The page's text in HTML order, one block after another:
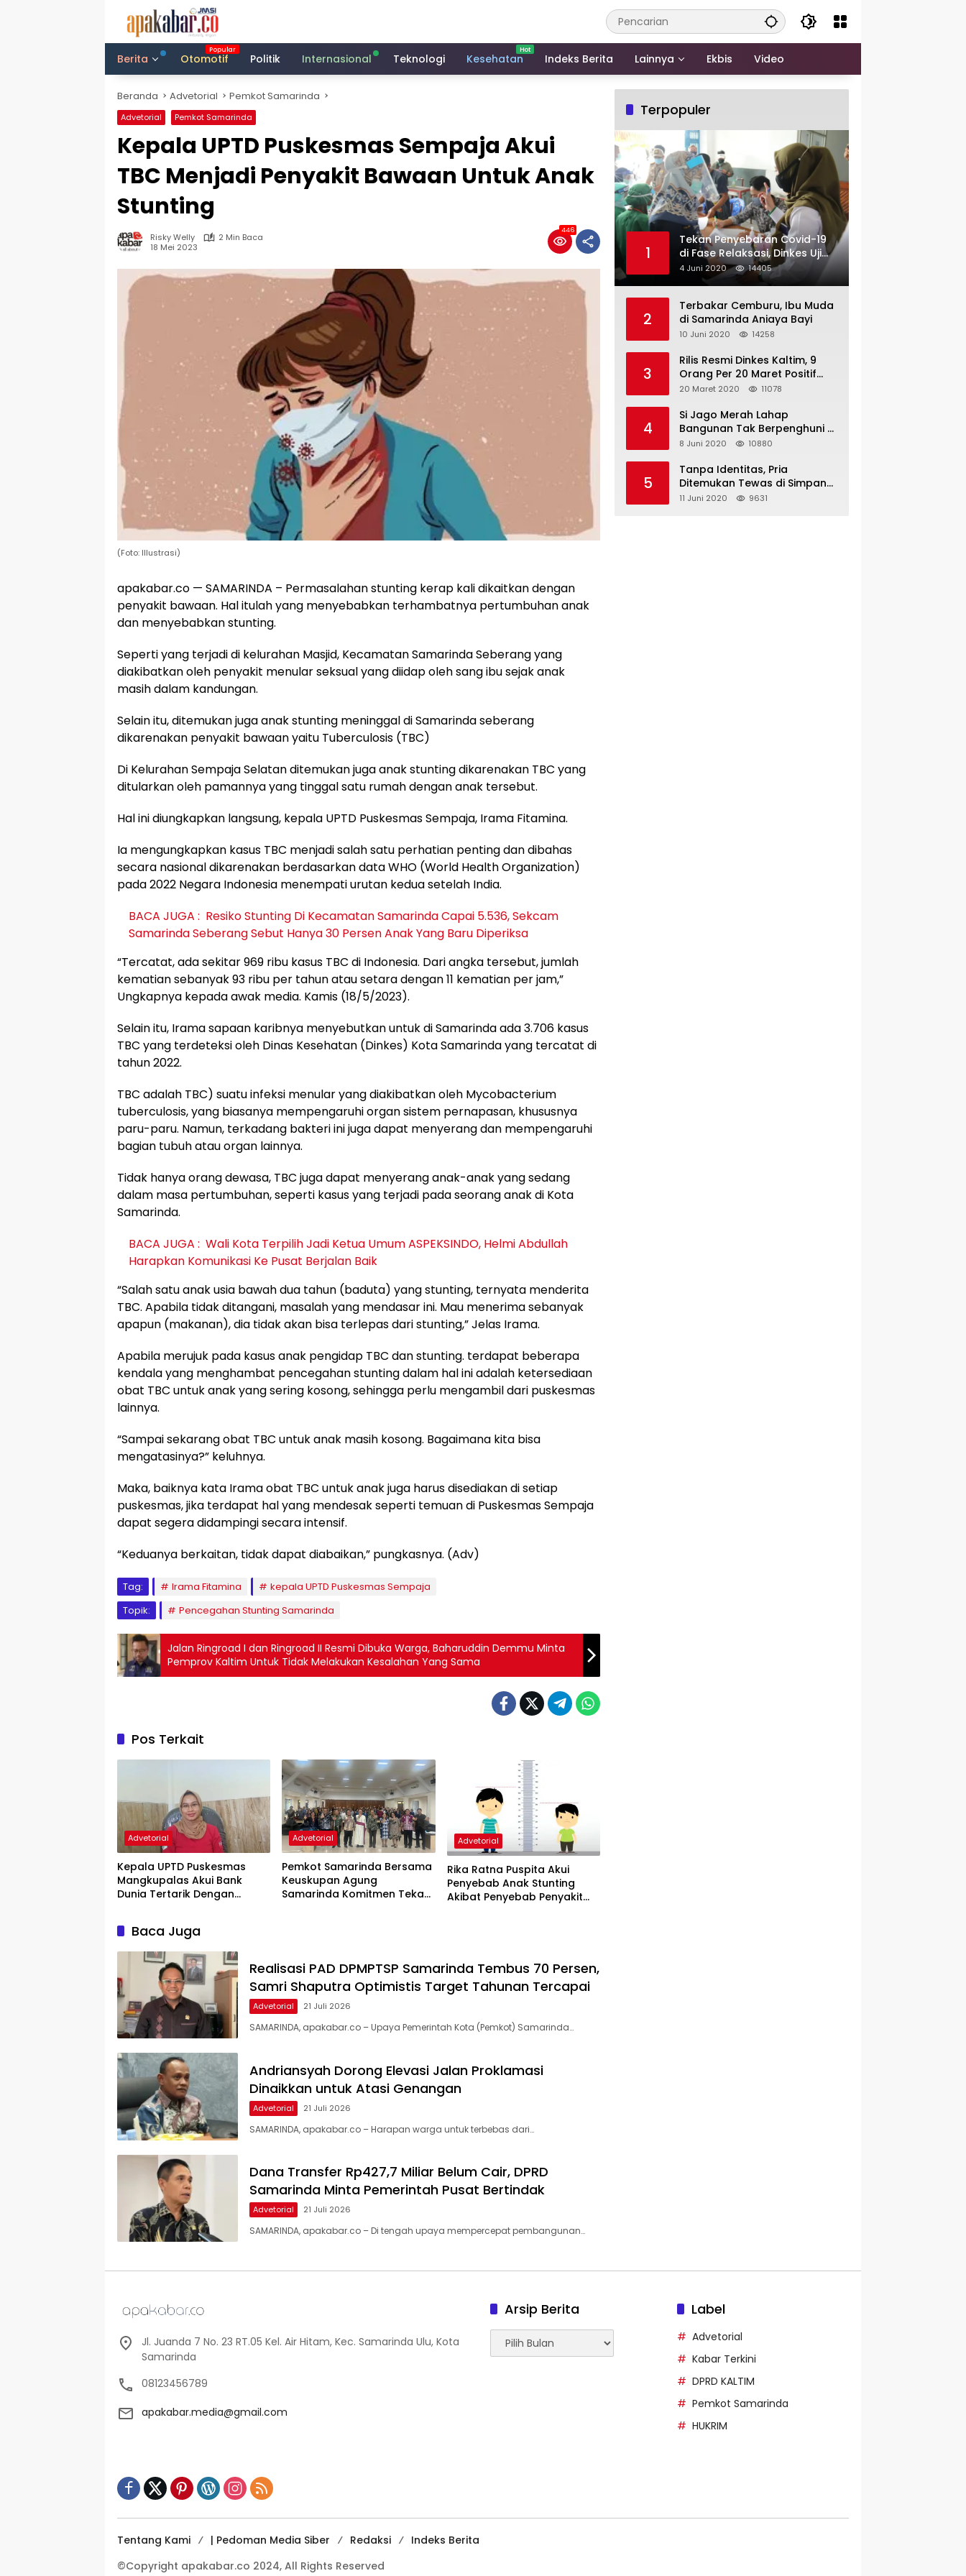
Berita
Otomotif Politik Internasional Teknologi Kesehatan Indeks Berita Lainnya Ekbis Video
Beranda Advetorial Pemkot Samarinda
Advetorial Pemkot Samarinda
Kepala UPTD Puskesmas Sempaja Akui
TBC Menjadi Penyakit Bawaan Untuk Anak
Stunting
Risky Welly
2 Min Baca
18 Mei 2023
446
(Foto: Illustrasi)
apakabar.co — SAMARINDA – Permasalahan stunting kerap kali dikaitkan dengan
penyakit bawaan. Hal itulah yang menyebabkan terhambatnya pertumbuhan anak
dan menyebabkan stunting.
Seperti yang terjadi di kelurahan Masjid, Kecamatan Samarinda Seberang yang
diakibatkan oleh penyakit menular seksual yang diidap oleh sang ibu sejak anak
masih dalam kandungan.
Selain itu, ditemukan juga anak stunting meninggal di Samarinda seberang
dikarenakan penyakit bawaan yaitu Tuberculosis (TBC)
Di Kelurahan Sempaja Selatan ditemukan juga anak stunting dikarenakan TBC yang
ditularkan oleh pamannya yang tinggal satu rumah dengan anak tersebut.
Hal ini diungkapkan langsung, kepala UPTD Puskesmas Sempaja, Irama Fitamina.
Ia mengungkapkan kasus TBC menjadi salah satu perhatian penting dan dibahas
secara nasional dikarenakan berdasarkan data WHO (World Health Organization)
pada 2022 Negara Indonesia menempati urutan kedua setelah India.
BACA JUGA : Resiko Stunting Di Kecamatan Samarinda Capai 5.536, Sekcam
Samarinda Seberang Sebut Hanya 30 Persen Anak Yang Baru Diperiksa
“Tercatat, ada sekitar 969 ribu kasus TBC di Indonesia. Dari angka tersebut, jumlah
kematian sebanyak 93 ribu per tahun atau setara dengan 11 kematian per jam,”
Ungkapnya kepada awak media. Kamis (18/5/2023).
Selain itu, Irama sapaan karibnya menyebutkan untuk di Samarinda ada 3.706 kasus
TBC yang terdeteksi oleh Dinas Kesehatan (Dinkes) Kota Samarinda yang tercatat di
tahun 2022.
TBC adalah TBC) suatu infeksi menular yang diakibatkan oleh Mycobacterium
tuberculosis, yang biasanya mempengaruhi organ sistem pernapasan, khususnya
paru-paru. Namun, terkadang bakteri ini juga dapat menyerang dan mempengaruhi
bagian tubuh atau organ lainnya.
Tidak hanya orang dewasa, TBC juga dapat menyerang anak-anak yang sedang
dalam masa pertumbuhan, seperti kasus yang terjadi pada seorang anak di Kota
Samarinda.
BACA JUGA : Wali Kota Terpilih Jadi Ketua Umum ASPEKSINDO, Helmi Abdullah
Harapkan Komunikasi Ke Pusat Berjalan Baik
“Salah satu anak usia bawah dua tahun (baduta) yang stunting, ternyata menderita
TBC. Apabila tidak ditangani, masalah yang mendasar ini. Mau menerima sebanyak
apapun (makanan), dia tidak akan bisa terlepas dari stunting,” Jelas Irama.
Apabila merujuk pada kasus anak pengidap TBC dan stunting. terdapat beberapa
kendala yang menghambat pencegahan stunting dalam hal ini adalah ketersediaan
obat TBC untuk anak yang sering kosong, sehingga perlu mengambil dari puskesmas
lainnya.
“Sampai sekarang obat TBC untuk anak masih kosong. Bagaimana kita bisa
mengatasinya?” keluhnya.
Maka, baiknya kata Irama obat TBC untuk anak juga harus disediakan di setiap
puskesmas, jika terdapat hal yang mendesak seperti temuan di Puskesmas Sempaja
dapat segera didampingi secara intensif.
“Keduanya berkaitan, tidak dapat diabaikan,” pungkasnya. (Adv)
Tag: Irama Fitamina
kepala UPTD Puskesmas Sempaja
Topik:
Pencegahan Stunting Samarinda
Jalan Ringroad I dan Ringroad II Resmi Dibuka Warga, Baharuddin Demmu Minta
Pemprov Kaltim Untuk Tidak Melakukan Kesalahan Yang Sama
Pos Terkait
Advetorial
Kepala UPTD Puskesmas
Mangkupalas Akui Bank
Dunia Tertarik Dengan
Advetorial
Pemkot Samarinda Bersama
Keuskupan Agung
Samarinda Komitmen Tekan
Advetorial
Rika Ratna Puspita Akui
Penyebab Anak Stunting
Akibat Penyebab Penyakit
Baca Juga
Realisasi PAD DPMPTSP Samarinda Tembus 70 Persen,
Samri Shaputra Optimistis Target Tahunan Tercapai
Advetorial 21 Juli 2026
SAMARINDA, apakabar.co – Upaya Pemerintah Kota (Pemkot) Samarinda…
Andriansyah Dorong Elevasi Jalan Proklamasi
Dinaikkan untuk Atasi Genangan
Advetorial 21 Juli 2026
SAMARINDA, apakabar.co – Harapan warga untuk terbebas dari…
Dana Transfer Rp427,7 Miliar Belum Cair, DPRD
Samarinda Minta Pemerintah Pusat Bertindak
Advetorial 21 Juli 2026
SAMARINDA, apakabar.co – Di tengah upaya mempercepat pembangunan…
Terpopuler
1
Tekan Penyebaran Covid-19
di Fase Relaksasi, Dinkes Uji
Swab Massal di Pelabuhan
Samarinda
4 Juni 2020 14405
2
Terbakar Cemburu, Ibu Muda
di Samarinda Aniaya Bayi
10 Juni 2020 14258
3
Rilis Resmi Dinkes Kaltim, 9
Orang Per 20 Maret Positif
Covid-19
20 Maret 2020 11078
4
Si Jago Merah Lahap
Bangunan Tak Berpenghuni di
Jalan Kadrie Oening
8 Juni 2020 10880
5
Tanpa Identitas, Pria
Ditemukan Tewas di Simpang
Tiga Jalan Kesuma Bangsa
11 Juni 2020 9631
Jl. Juanda 7 No. 23 RT.05 Kel. Air Hitam, Kec. Samarinda Ulu, Kota
Samarinda
08123456789
apakabar.media@gmail.com
Arsip Berita
Arsip
Berita
Label
Advetorial
Kabar Terkini
DPRD KALTIM
Pemkot Samarinda
HUKRIM
Tentang Kami | Pedoman Media Siber Redaksi
Indeks Berita
©Copyright apakabar.co 2024, All Rights Reserved